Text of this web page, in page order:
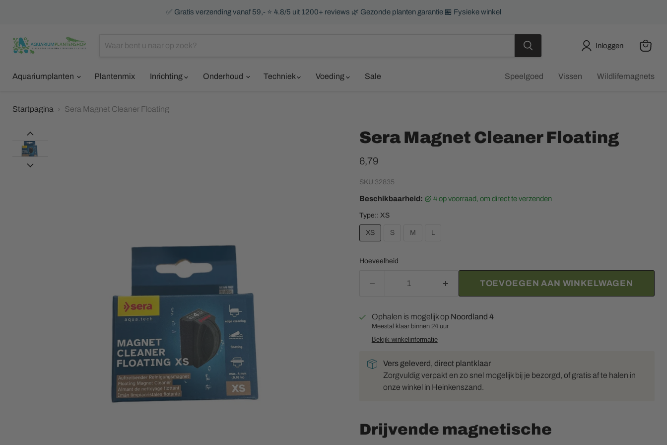
✅ Gratis verzending vanaf 59,- ⭐ 4.8/5 uit 1200+ reviews 🌿 Gezonde planten garantie 🏪 Fysieke winkel
Inloggen
Aquariumplanten
Plantenmix Inrichting Onderhoud Techniek Voeding Sale Speelgoed Vissen Wildlifemagnets
Startpagina Sera Magnet Cleaner Floating
Sera Magnet Cleaner Floating
Huidige prijs
6,79
SKU 32835
Beschikbaarheid: 4 op voorraad, om direct te verzenden
Type:: XS
XS S M L
Hoeveelheid
TOEVOEGEN AAN WINKELWAGEN
Ophalen is mogelijk op Noordland 4
Meestal klaar binnen 24 uur
Bekijk winkelinformatie
Vers geleverd, direct plantklaar
Zorgvuldig verpakt en zo snel mogelijk bij je bezorgd, of gratis af te halen in
onze winkel in Heinkenszand.
Drijvende magnetische